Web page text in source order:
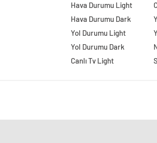
Hava Durumu Light
Hava Durumu Dark
Yol Durumu Light
Yol Durumu Dark
Canlı Tv Light